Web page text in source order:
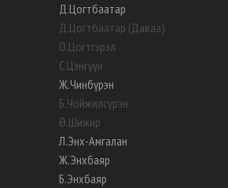
Д.Цогтбаатар
Д.Цогтбаатар (Даваа)
О.Цогтгэрэл
С.Цэнгүүн
Ж.Чинбүрэн
Б.Чойжилсүрэн
Ө.Шижир
Л.Энх-Амгалан
Ж.Энхбаяр
Б.Энхбаяр